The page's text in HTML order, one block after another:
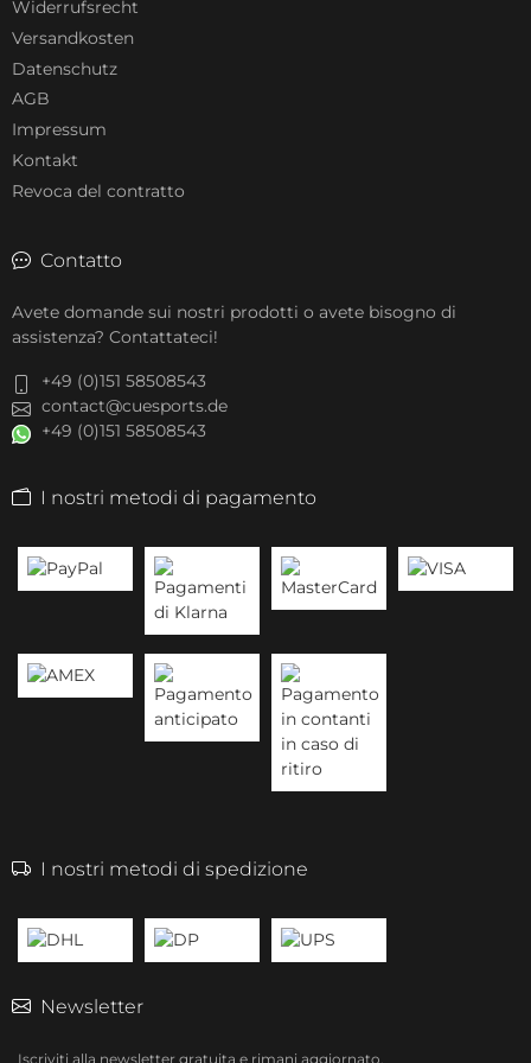
Widerrufsrecht
Versandkosten
Datenschutz
AGB
Impressum
Kontakt
Revoca del contratto
Contatto
Avete domande sui nostri prodotti o avete bisogno di
assistenza? Contattateci!
+49 (0)151 58508543
contact@cuesports.de
+49 (0)151 58508543
I nostri metodi di pagamento
I nostri metodi di spedizione
Newsletter
Iscriviti alla newsletter gratuita e rimani aggiornato.